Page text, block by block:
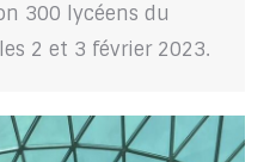
300 lycéens du
2 et 3 février 2023.